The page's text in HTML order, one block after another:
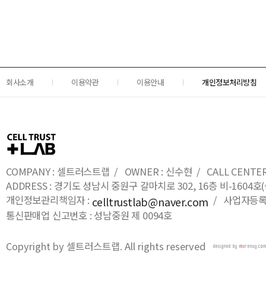
회사소개 이용약관 이용안내 개인정보처리방침
COMPANY : 셀트러스트랩 / OWNER : 신수현 / CALL
ADDRESS : 경기도 성남시 중원구 갈마치로 302, 16층 비-1604
개인정보관리책임자 : celltrustlab@naver.com / 사업자등
통신판매업 신고번호 : 성남중원 제 0094호
Copyright by 셀트러스트랩. All rights reserved